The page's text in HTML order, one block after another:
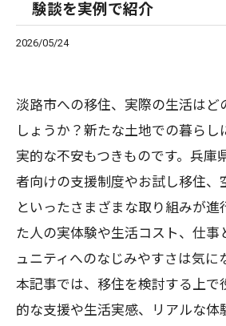
験談を実例で紹介
2026/05/24
淡路市への移住、実際の生活はど
しょうか？新たな土地での暮らし
実的な不安もつきものです。兵庫
者向けの支援制度やお試し移住、
といったさまざまな取り組みが進
た人の実体験や生活コスト、仕事
ュニティへのなじみやすさは気に
本記事では、移住を検討する上で
的な支援や生活実感、リアルな体